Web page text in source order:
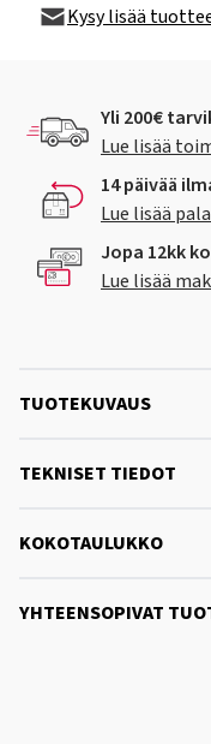
Kysy lisää
Yli 200€
Lue lisää
14 päivää
Lue lisää
Jopa 12kk
Lue lisää
TUOTEKUVAUS
TEKNISET TIEDOT
KOKOTAULUKKO
YHTEENSOPIVAT